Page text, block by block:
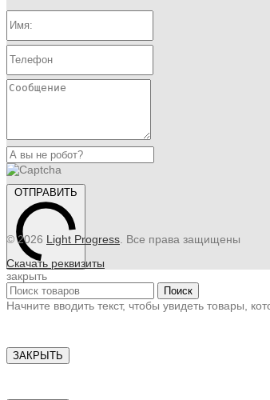
ОТПРАВИТЬ
© 2026 Light Progress . Все права защищены
Скачать реквизиты
закрыть
Поиск
Начните вводить текст, чтобы увидеть товары,
ЗАКРЫТЬ